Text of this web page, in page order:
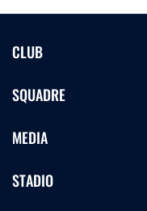
CLUB
SQUADRE
MEDIA
STADIO